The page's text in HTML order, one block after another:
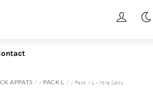
APPATS / PACK L / Pack « L » Xtra Spicy